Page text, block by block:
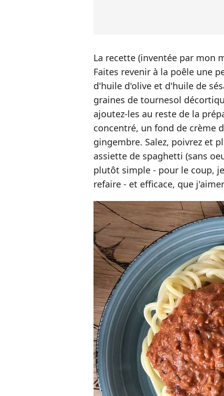
La recette (inventée par mon
Faites revenir à la poêle une
d'huile d'olive et d'huile de
graines de tournesol
ajoutez-les au reste de la
concentré, un fond de crème
gingembre. Salez, poivrez et
assiette de spaghetti (sans
plutôt simple - pour le coup,
refaire - et efficace, que